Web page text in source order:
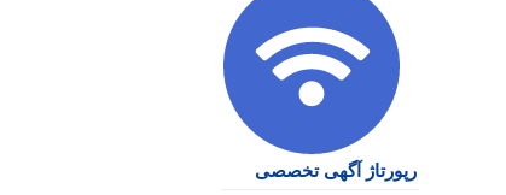
رپورتاژ آگهی تخصصی